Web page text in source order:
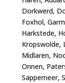
Dorkwerd,
Foxhol,
Harkstede,
Kropswolde,
Midlaren,
Onnen,
Sappemeer,